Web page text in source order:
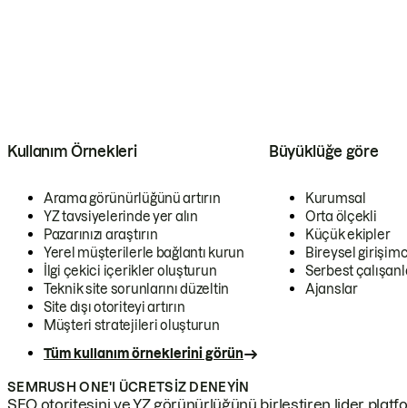
Kullanım Örnekleri
Arama görünürlüğünü artırın
YZ tavsiyelerinde yer alın
Pazarınızı araştırın
Yerel müşterilerle bağlantı kurun
İlgi çekici içerikler oluşturun
Teknik site sorunlarını düzeltin
Site dışı otoriteyi artırın
Müşteri stratejileri oluşturun
Tüm kullanım örneklerini görün
Büyüklüğe göre
Kurumsal
Orta ölçekli
Küçük ekipler
Bireysel
Serbest
Ajanslar
SEMRUSH ONE'I ÜCRETSIZ DENEYIN
SEO otoritesini ve YZ görünürlüğünü birleştiren lider